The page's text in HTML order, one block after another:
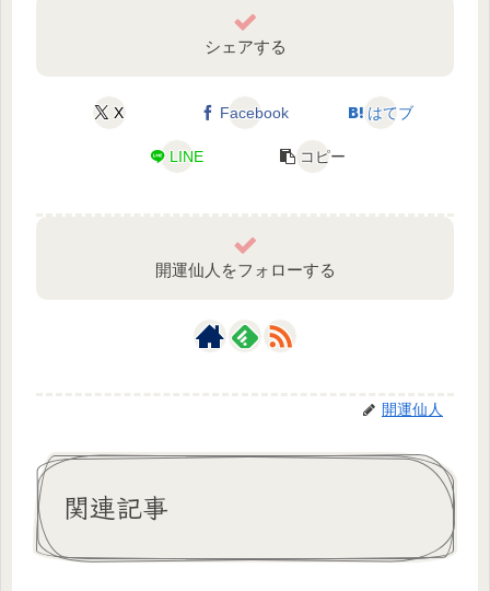
シェアする
X Facebook はてブ
LINE コピー
開運仙人をフォローする
開運仙人
関連記事